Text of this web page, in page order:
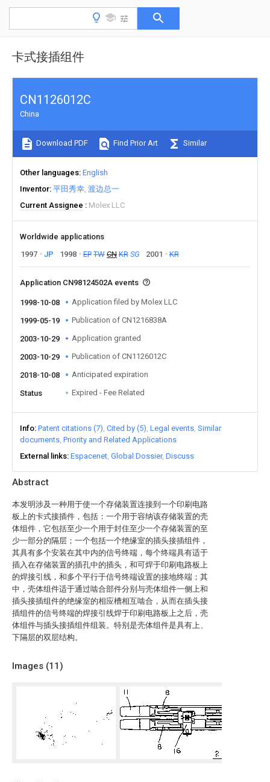
卡式接插组件
Abstract
本发明涉及一种用于使一个存储装置连接到一个印刷电路
板上的卡式接插件，包括：一个用于容纳该存储装置的壳
体组件，它包括至少一个用于封住至少一个存储装置的至
少一部分的隔层；一个包括一个绝缘室的插头接插组件，
其具有多个安装在其中内的信号终端，每个终端具有适于
插入在存储装置的插孔中的插头，和可焊于印刷电路板上
的焊接引线，和多个平行于信号终端设置的接地终端；其
中，壳体组件适于通过啮合部件分别与壳体组件一侧上和
插头接插组件的绝缘室的相应槽相互啮合，从而在插头接
插组件的信号终端的焊接引线焊于印刷电路板上之后，壳
体组件与插头接插组件组装。特别是壳体组件是具有上、
下隔层的双层结构。
Images (11)
CN1126012C
China
Download PDF Find Prior Art Similar
Other languages English
Inventor 平田秀幸 渡边总一
Current Assignee
Molex LLC
Worldwide applications
1997
JP 1998 EP TW CN KR SG 2001 KR
Application CN98124502A events
1998-10-08 Application filed by Molex LLC
1999-05-19 Publication of CN1216838A
2003-10-29 Application granted
2003-10-29 Publication of CN1126012C
2018-10-08 Anticipated expiration
Status Expired - Fee Related
Info Patent citations (7) Cited by (5) Legal events Similar
documents Priority and Related Applications
External links Espacenet Global Dossier Discuss